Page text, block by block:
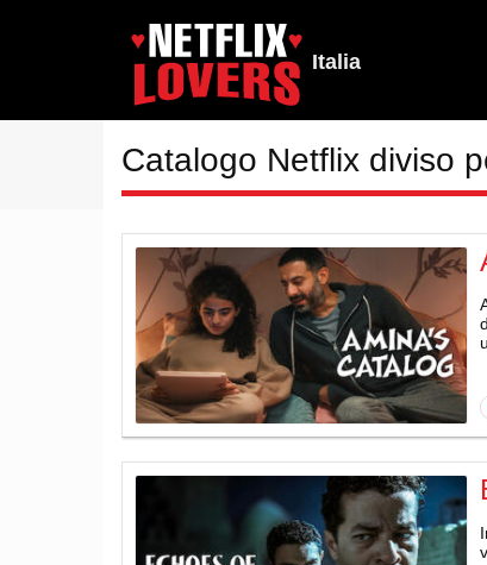
Italia
Catalogo Netflix diviso